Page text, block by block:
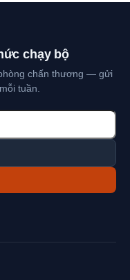
chạy bộ
chấn thương — gửi
tuần.